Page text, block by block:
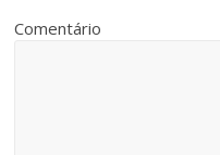
Comentário